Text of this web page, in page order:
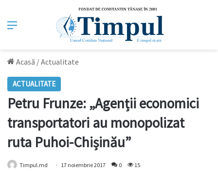
Meniu
Acasă /Actualitate
ACTUALITATE
Petru Frunze: „Agenții economici
transportatori au monopolizat
ruta Puhoi-Chișinău”
Timpul.md 17 noiembrie 2017 0 15